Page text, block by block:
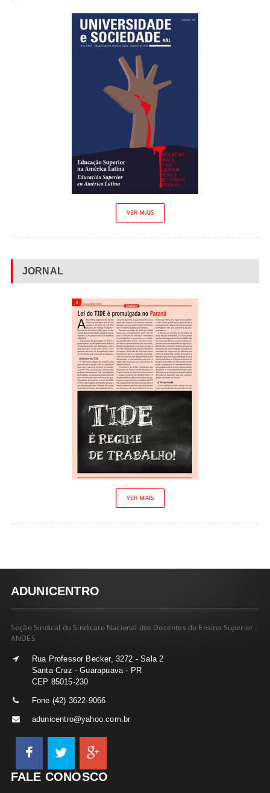
VER MAIS
JORNAL
VER MAIS
ADUNICENTRO
Seção Sindical do Sindicato Nacional dos Docentes do Ensino Superior -
ANDES
Rua Professor Becker, 3272 - Sala 2
Santa Cruz - Guarapuava - PR
CEP 85015-230
Fone (42) 3622-9066
adunicentro@yahoo.com.br
FALE CONOSCO